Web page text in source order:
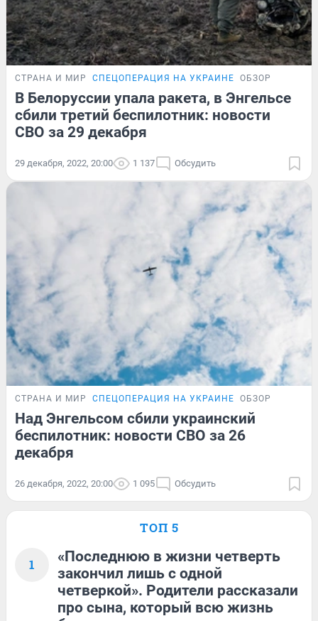
СТРАНА И МИР СПЕЦОПЕРАЦИЯ НА УКРАИНЕ ОБЗОР
В Белоруссии упала ракета, в Энгельсе
сбили третий беспилотник: новости
СВО за 29 декабря
29 декабря, 2022, 20:00 1 137 Обсудить
СТРАНА И МИР СПЕЦОПЕРАЦИЯ НА УКРАИНЕ ОБЗОР
Над Энгельсом сбили украинский
беспилотник: новости СВО за 26
декабря
26 декабря, 2022, 20:00 1 095 Обсудить
ТОП 5
1
«Последнюю в жизни четверть
закончил лишь с одной
четверкой». Родители рассказали
про сына, который всю жизнь